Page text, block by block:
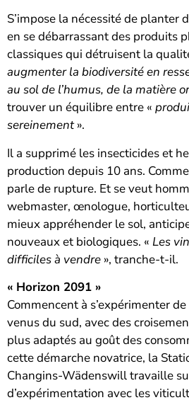
S’impose la nécessité de planter
en se débarrassant des produits
classiques qui détruisent la
augmenter la biodiversité en
au sol de l’humus, de la matière
trouver un équilibre entre «
sereinement».
Il a supprimé les insecticides et
production depuis 10 ans.
parle de rupture. Et se veut
webmaster, œnologue,
mieux appréhender le sol,
nouveaux et biologiques. « Les
difficiles à vendre », tranche-t-il.
« Horizon 2091 »
Commencent à s’expérimenter
venus du sud, avec des
plus adaptés au goût des
cette démarche novatrice, la
Changins-Wädenswill travaille
d’expérimentation avec les